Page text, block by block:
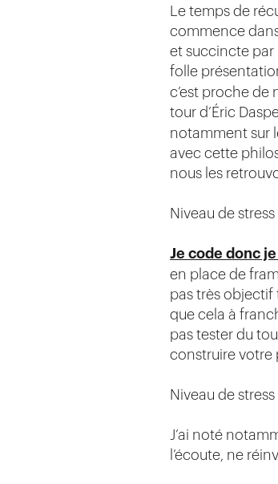
Le temps de
commence
et succincte par
folle
c’est proche de
tour d’Éric
notamment sur
avec cette
nous les
Niveau de stress
Je code donc
en place de
pas très objectif
que cela à
pas tester du
construire votre
Niveau de stress
J’ai noté
l’écoute, ne